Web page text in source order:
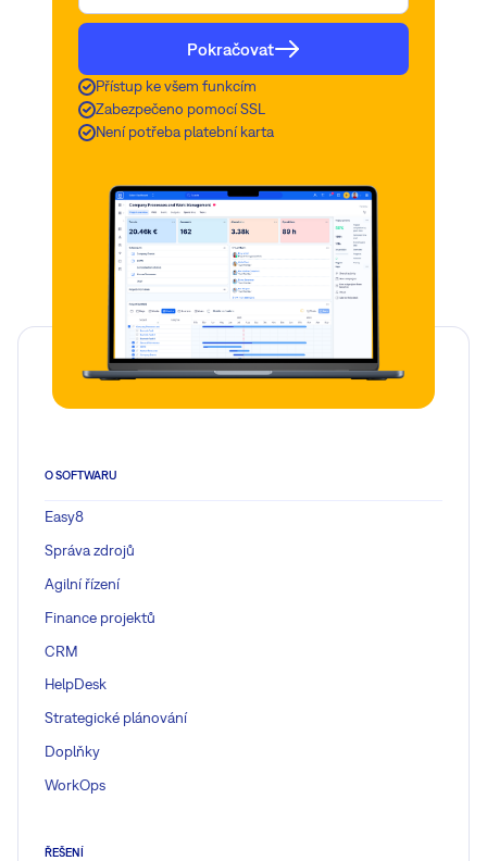
Pokračovat
Přístup ke všem funkcím
Zabezpečeno pomocí SSL
Není potřeba platební karta
O SOFTWARU
Easy8
Správa zdrojů
Agilní řízení
Finance projektů
CRM
HelpDesk
Strategické plánování
Doplňky
WorkOps
ŘEŠENÍ